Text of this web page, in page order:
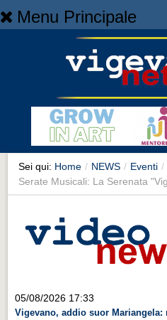
Menu Principale
NEWS
Cronaca
Artes et Artificia
Sport
Territorio
Sei qui: Home / NEWS / Eventi /
Serate Musicali: La Serenata
05/08/2026 17:33
Vigevano, addio suor Mariangela: